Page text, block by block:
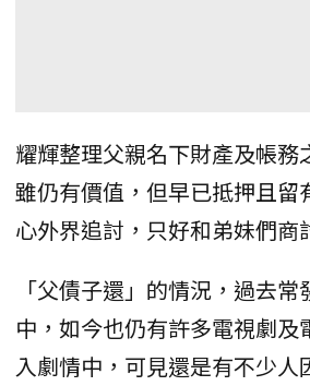
耀輝整理父親名下財產及帳務
雖仍有價值，但早已抵押且留
心外界追討，只好和弟妹們商
「父債子還」的情況，過去
中，如今也仍有許多電視劇及
入劇情中，可見還是有不少人